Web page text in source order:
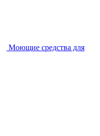
Моющие средства для